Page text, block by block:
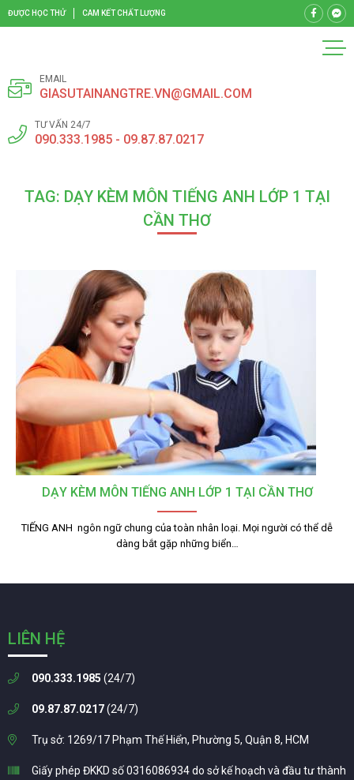
ĐƯỢC HỌC THỬ CAM KẾT CHẤT LƯỢNG
EMAIL
GIASUTAINANGTRE.VN@GMAIL.COM
TƯ VẤN 24/7
090.333.1985 - 09.87.87.0217
TAG: DẠY KÈM MÔN TIẾNG ANH LỚP 1 TẠI
CẦN THƠ
DẠY KÈM MÔN TIẾNG ANH LỚP 1 TẠI CẦN THƠ
TIẾNG ANH ­ ngôn ngữ chung của toàn nhân loại. Mọi người có thể dễ
dàng bắt gặp những biển…
LIÊN HỆ
090.333.1985 (24/7)
09.87.87.0217(24/7)
Trụ sở: 1269/17 Phạm Thế Hiển, Phường 5, Quận 8, HCM
Giấy phép ĐKKD số 0316086934 do sở kế hoạch và đầu tư thành